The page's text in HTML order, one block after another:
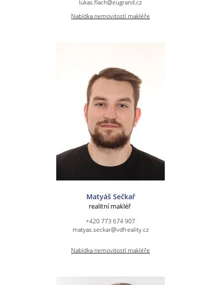
lukas.flach@eugrand.cz
Nabídka nemovitostí makléře
Matyáš Sečkař
realitní makléř
+420 773 674 907
matyas.seckar@vdfreality.cz
Nabídka nemovitostí makléře